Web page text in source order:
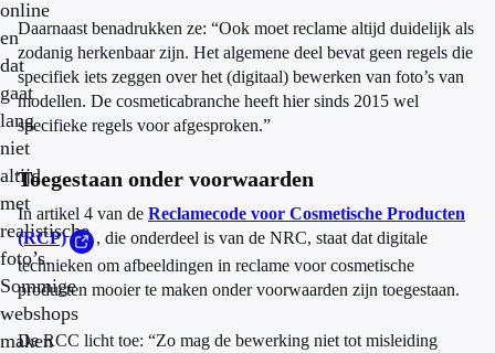
online
en
dat
gaat
lang
niet
altijd
met
realistische
foto’s.
Sommige
webshops
maken
Daarnaast benadrukken ze: “Ook moet reclame altijd duidelijk als
zodanig herkenbaar zijn. Het algemene deel bevat geen regels die
specifiek iets zeggen over het (digitaal) bewerken van foto’s van
modellen. De cosmeticabranche heeft hier sinds 2015 wel
specifieke regels voor afgesproken.”
Toegestaan onder voorwaarden
In artikel 4 van de Reclamecode voor Cosmetische Producten
(RCP)
, die onderdeel is van de NRC, staat dat digitale
technieken om afbeeldingen in reclame voor cosmetische
producten mooier te maken onder voorwaarden zijn toegestaan.
De RCC licht toe: “Zo mag de bewerking niet tot misleiding